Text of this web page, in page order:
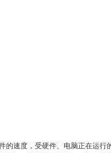
的速度，受硬件、电脑正在运行